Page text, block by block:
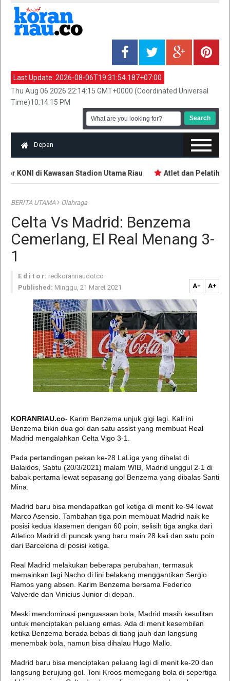
Last Update: 2026-08-06T19:31:54.187+07:00
Thu Aug 06 2026 22:14:15 GMT+0000 (Coordinated Universal
Time)10:14:15 PM
Depan
KONI di Kawasan Stadion Utama Riau Atlet dan Pelatih
BERITA UTAMA Olahraga
Celta Vs Madrid: Benzema
Cemerlang, El Real Menang 3-
1
E d i t o r: redkoranriaudotco
Published: Minggu, 21 Maret 2021 A- A+
KORANRIAU.co- Karim Benzema unjuk gigi lagi. Kali ini
Benzema bikin dua gol dan satu assist yang membuat Real
Madrid mengalahkan Celta Vigo 3-1.
Pada pertandingan pekan ke-28 LaLiga yang dihelat di
Balaidos, Sabtu (20/3/2021) malam WIB, Madrid unggul 2-1 di
babak pertama lewat sepasang gol Benzema yang dibalas Santi
Mina.
Madrid baru bisa mendapatkan gol ketiga di menit ke-94 lewat
Marco Asensio. Tambahan tiga poin membuat Madrid naik ke
posisi kedua klasemen dengan 60 poin, selisih tiga angka dari
Atletico Madrid di puncak yang baru main 28 kali dan satu poin
dari Barcelona di posisi ketiga.
Real Madrid melakukan beberapa perubahan, termasuk
memainkan lagi Nacho di lini belakang menggantikan Sergio
Ramos yang absen. Karim Benzema bersama Federico
Valverde dan Vinicius Junior di depan.
Meski mendominasi penguasaan bola, Madrid masih kesulitan
untuk menciptakan peluang emas. Ada di menit kesembilan
ketika Benzema berada bebas di tiang jauh dan langsung
menembak bola, namun bisa dihalau Hugo Mallo.
Madrid baru bisa menciptakan peluang lagi di menit ke-20 dan
langsung berujung gol. Toni Kroos memegang bola di sepertiga